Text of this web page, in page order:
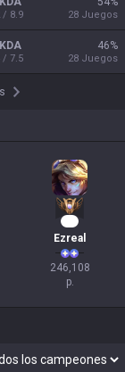
/ 8.9 28 Juegos
/ 7.5
46%
28 Juegos
Ezreal
246,108
p.